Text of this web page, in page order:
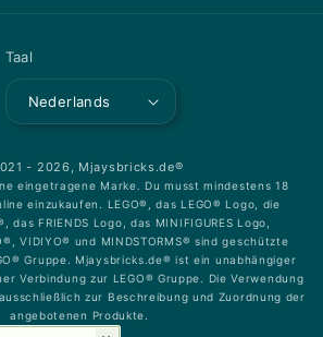
Taal
Nederlands
- 2026, Mjaysbricks.de®
eingetragene Marke. Du musst mindestens 18
einzukaufen. LEGO®, das LEGO® Logo, die
das FRIENDS Logo, das MINIFIGURES Logo,
VIDIYO® und MINDSTORMS® sind geschützte
Gruppe. Mjaysbricks.de® ist ein unabhängiger
Verbindung zur LEGO® Gruppe. Die Verwendung
zur Beschreibung und Zuordnung der
angebotenen Produkte.